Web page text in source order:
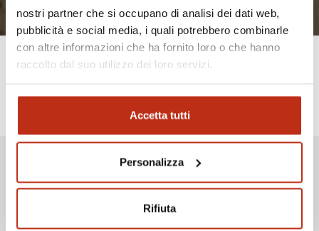
nostri partner che si occupano di analisi dei dati web,
pubblicità e social media, i quali potrebbero combinarle
con altre informazioni che ha fornito loro o che hanno
raccolto dal suo utilizzo dei loro servizi.
Accetta tutti
Personalizza
Rifiuta
Les deux
piscines
Les deux grandes piscines de l’hôtel Tridentum, réservées aux